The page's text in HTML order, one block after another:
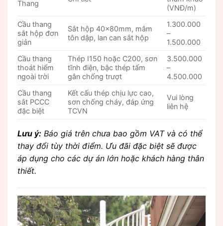
Thang
(VNĐ/m)
Cầu thang
sắt hộp đơn
giản
Sắt hộp 40x80mm, mâm
tôn dập, lan can sắt hộp
1.300.000
–
1.500.000
Cầu thang
thoát hiểm
ngoài trời
Thép I150 hoặc C200, sơn
tĩnh điện, bậc thép tấm
gân chống trượt
3.500.000
–
4.500.000
Cầu thang
sắt PCCC
đặc biệt
Kết cấu thép chịu lực cao,
sơn chống cháy, đáp ứng
TCVN
Vui lòng
liên hệ
Lưu ý: Báo giá trên chưa bao gồm VAT và có thể
thay đổi tùy thời điểm. Ưu đãi đặc biệt sẽ được
áp dụng cho các dự án lớn hoặc khách hàng thân
thiết.